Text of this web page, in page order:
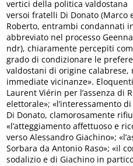
vertici della politica valdostana
versoi fratelli Di Donato (Marco
Roberto, entrambi condannati
abbreviato nel processo Geenna
ndr), chiaramente percepiti
grado di condizionare le
valdostani di origine calabrese,
immediate vicinanze».
Laurent Viérin per l’assenza di
elettorale»; «l’interessamento
Di Donato, clamorosamente
«l’atteggiamento affettuoso e
verso Alessandro Giachino»;
Sorbara da Antonio Raso»; «il
sodalizio e di Giachino in